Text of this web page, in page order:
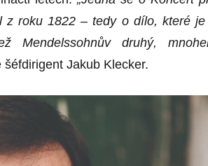
z roku 1822 – tedy o dílo, které
Mendelssohnův druhý,
Jakub Klecker.